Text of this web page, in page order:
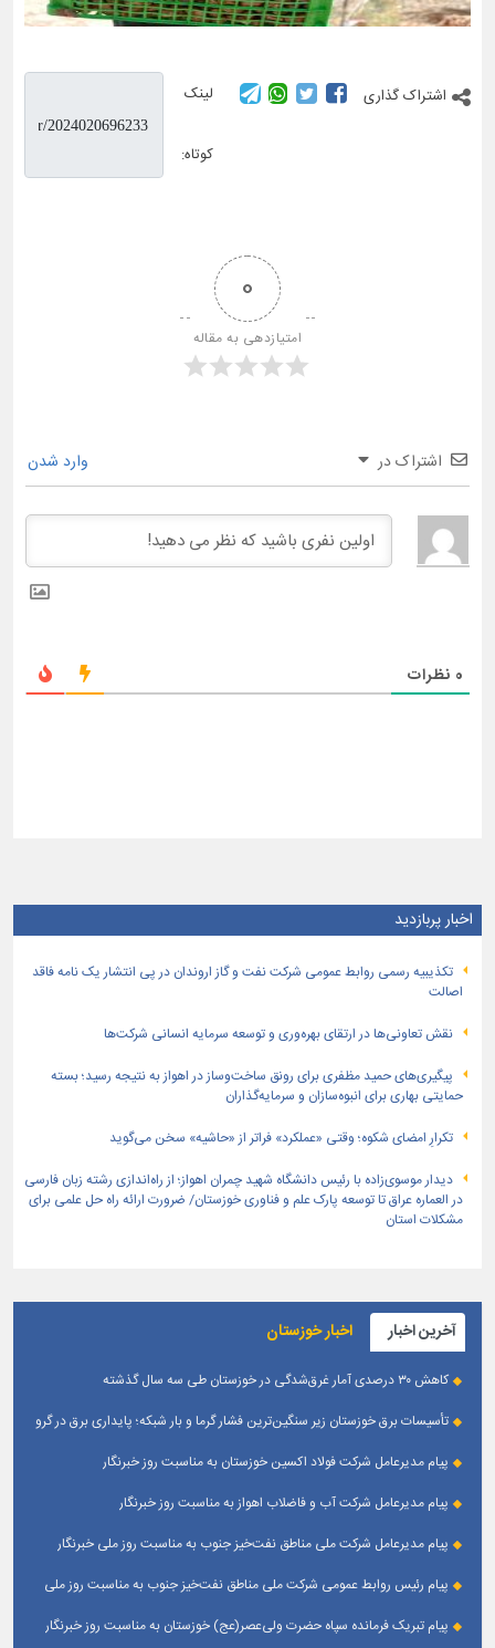
اشتراک گذاری لینک
کوتاه:
0
امتیازدهی به مقاله
اشتراک در وارد شدن
0 نظرات
اخبار پربازدید
تكذیبیه رسمی روابط عمومی شركت نفت و گاز اروندان در پی انتشار یک نامه فاقد
اصالت
نقش تعاونی‌ها در ارتقای بهره‌وری و توسعه سرمایه انسانی شرکت‌ها
پیگیری‌های حمید مظفری برای رونق ساخت‌وساز در اهواز به نتیجه رسید؛ بسته
حمایتی بهاری برای انبوه‌سازان و سرمایه‌گذاران
تکرارِ امضای شکوه؛ وقتی «عملکرد» فراتر از «حاشیه» سخن می‌گوید
دیدار موسوی‌زاده با رئیس دانشگاه شهید چمران اهواز؛ از راه‌اندازی رشته زبان فارسی
در العماره عراق تا توسعه پارک علم و فناوری خوزستان/ ضرورت ارائه راه حل علمی برای
مشکلات استان
آخرین اخبار اخبار خوزستان
کاهش ۳۰ درصدی آمار غرق‌شدگی در خوزستان طی سه سال گذشته
تأسیسات برق خوزستان زیر سنگین‌ترین فشار گرما و بار شبکه؛ پایداری برق در گرو
پیام مدیرعامل شرکت فولاد اکسین خوزستان به مناسبت روز خبرنگار
پیام مدیرعامل شرکت آب و فاضلاب اهواز به مناسبت روز خبرنگار
پیام مدیرعامل شركت ملی مناطق نفت‌خیز جنوب به مناسبت روز ملی خبرنگار
پیام رئیس روابط عمومی شركت ملی مناطق نفت‌خیز جنوب به مناسبت روز ملی
پیام تبریک فرمانده سپاه حضرت ولی‌عصر(عج) خوزستان به مناسبت روز خبرنگار